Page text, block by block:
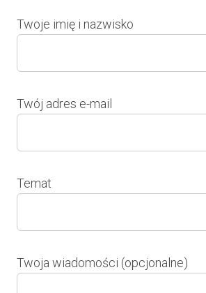
Twoje imię i nazwisko
Twój adres e-mail
Temat
Twoja wiadomości (opcjonalne)